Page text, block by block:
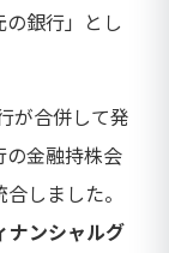
銀行」とし
が合併して発
の金融持株会
しました。
ナンシャルグ